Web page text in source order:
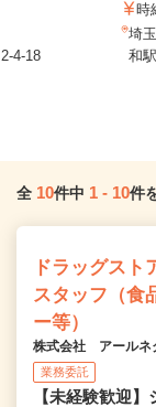
4-18
時
埼
和
全 10件中 1 - 10件
ドラッグスト
スタッフ（食
ー等）
株式会社 アールネ
業務委託
【未経験歓迎